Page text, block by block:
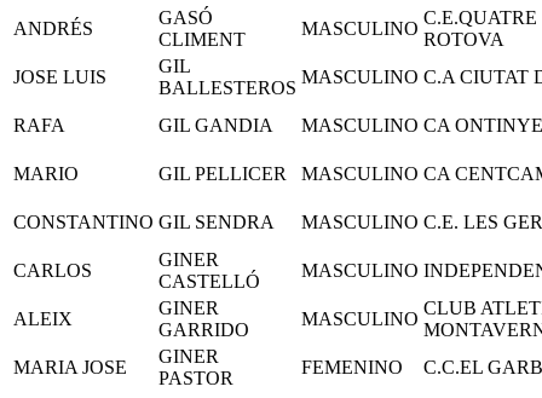
ANDRÉS
GASÓ
CLIMENT
MASCULINO
C.E.QUATRE
ROTOVA
JOSE LUIS
GIL
BALLESTEROS
MASCULINO C.A CIUTAT
RAFA GIL GANDIA MASCULINO CA
MARIO GIL PELLICER MASCULINO CA
CONSTANTINO GIL SENDRA MASCULINO C.E. LES
CARLOS
GINER
CASTELLÓ
MASCULINO
ALEIX
GINER
GARRIDO
MASCULINO
CLUB
MARIA JOSE
GINER
PASTOR
FEMENINO C.C.EL